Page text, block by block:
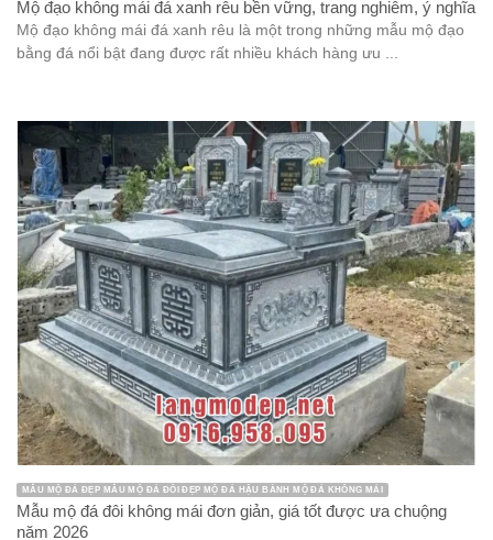
Mộ đạo không mái đá xanh rêu bền vững, trang nghiêm, ý nghĩa
Mộ đạo không mái đá xanh rêu là một trong những mẫu mộ đạo
bằng đá nổi bật đang được rất nhiều khách hàng ưu ...
MẪU MỘ ĐÁ ĐẸP MẪU MỘ ĐÁ ĐÔI ĐẸP MỘ ĐÁ HẬU BÀNH MỘ ĐÁ KHÔNG MÁI
Mẫu mộ đá đôi không mái đơn giản, giá tốt được ưa chuộng
năm 2026